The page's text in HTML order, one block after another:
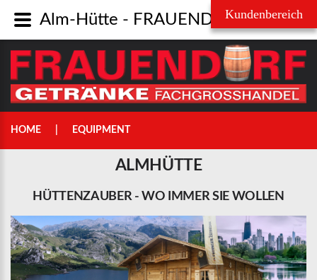
HOME EQUIPMENT
ALMHÜTTE
HÜTTENZAUBER - WO IMMER SIE WOLLEN
Passwort
Alm-Hütte - FRAUENDORF Getränke Fachgroßhandel GmbH